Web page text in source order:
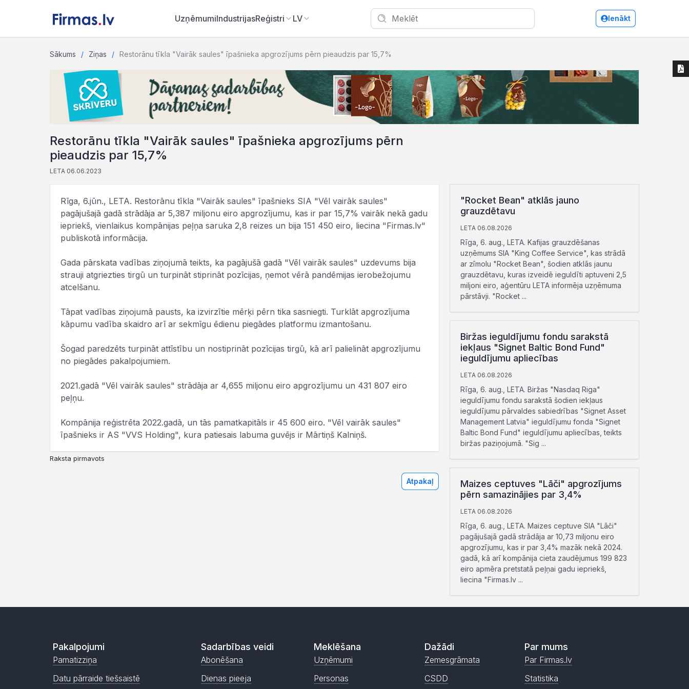
UzņēmumiIndustrijasReģistri LV Ienākt
Sākums Ziņas Restorānu tīkla "Vairāk saules" īpašnieka apgrozījums pērn pieaudzis par 15,7%
Restorānu tīkla "Vairāk saules" īpašnieka apgrozījums pērn
pieaudzis par 15,7%
LETA 06.06.2023
Rīga, 6.jūn., LETA. Restorānu tīkla "Vairāk saules" īpašnieks SIA "Vēl vairāk saules"
pagājušajā gadā strādāja ar 5,387 miljonu eiro apgrozījumu, kas ir par 15,7% vairāk nekā gadu
iepriekš, vienlaikus kompānijas peļņa saruka 2,8 reizes un bija 151 450 eiro, liecina "Firmas.lv"
publiskotā informācija.
Gada pārskata vadības ziņojumā teikts, ka pagājušā gadā "Vēl vairāk saules" uzdevums bija
strauji atgriezties tirgū un turpināt stiprināt pozīcijas, ņemot vērā pandēmijas ierobežojumu
atcelšanu.
Tāpat vadības ziņojumā pausts, ka izvirzītie mērķi pērn tika sasniegti. Turklāt apgrozījuma
kāpumu vadība skaidro arī ar sekmīgu ēdienu piegādes platformu izmantošanu.
Šogad paredzēts turpināt attīstību un nostiprināt pozīcijas tirgū, kā arī palielināt apgrozījumu
no piegādes pakalpojumiem.
2021.gadā "Vēl vairāk saules" strādāja ar 4,655 miljonu eiro apgrozījumu un 431 807 eiro
peļņu.
Kompānija reģistrēta 2022.gadā, un tās pamatkapitāls ir 45 600 eiro. "Vēl vairāk saules"
īpašnieks ir AS "VVS Holding", kura patiesais labuma guvējs ir Mārtiņš Kalniņš.
Raksta pirmavots
Atpakaļ
"Rocket Bean" atklās jauno
grauzdētavu
LETA 06.08.2026
Rīga, 6. aug., LETA. Kafijas grauzdēšanas
uzņēmums SIA "King Coffee Service", kas strādā
ar zīmolu "Rocket Bean", šodien atklās jaunu
grauzdētavu, kuras izveidē ieguldīti aptuveni 2,5
miljoni eiro, aģentūru LETA informēja uzņēmuma
pārstāvji. "Rocket ...
Biržas ieguldījumu fondu sarakstā
iekļaus "Signet Baltic Bond Fund"
ieguldījumu apliecības
LETA 06.08.2026
Rīga, 6. aug., LETA. Biržas "Nasdaq Riga"
ieguldījumu fondu sarakstā šodien iekļaus
ieguldījumu pārvaldes sabiedrības "Signet Asset
Management Latvia" ieguldījumu fonda "Signet
Baltic Bond Fund" ieguldījumu apliecības, teikts
biržas paziņojumā. "Sig ...
Maizes ceptuves "Lāči" apgrozījums
pērn samazinājies par 3,4%
LETA 06.08.2026
Rīga, 6. aug., LETA. Maizes ceptuve SIA "Lāči"
pagājušajā gadā strādāja ar 10,73 miljonu eiro
apgrozījumu, kas ir par 3,4% mazāk nekā 2024.
gadā, kā arī kompānija cieta zaudējumus 199 823
eiro apmēra pretstatā peļņai gadu iepriekš,
liecina "Firmas.lv ...
Pakalpojumi
Pamatizziņa
Datu pārraide tiešsaistē
Sadarbības veidi
Abonēšana
Dienas pieeja
Meklēšana
Uzņēmumi
Personas
Dažādi
Zemesgrāmata
CSDD
Par mums
Par Firmas.lv
Statistika